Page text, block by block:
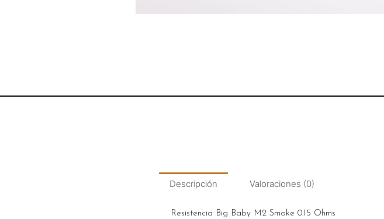
Descripción Valoraciones (0)
Resistencia Big Baby M2 Smoke 0.15 Ohms